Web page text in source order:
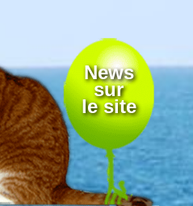
News
sur
le site